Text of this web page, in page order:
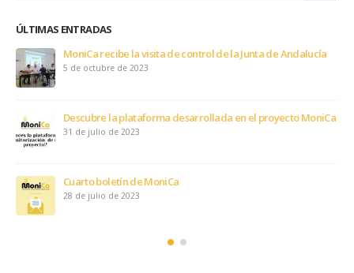
ÚLTIMAS ENTRADAS
MoniCa recibe la visita de control de la Junta de Andalucía
5 de octubre de 2023
Descubre la plataforma desarrollada en el proyecto MoniCa
31 de julio de 2023
Cuarto boletín de MoniCa
28 de julio de 2023